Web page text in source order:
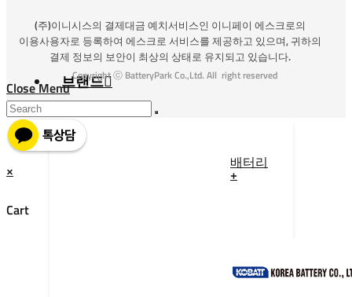
브랜드
배터리
+
(주)이니시스의 결제대금 예치서비스인 이니페이 에스크로의
이용사용자로 등록하여 에스크로 서비스를 제공하고 있으며, 귀하의
결제 정보의 보안이 최상의 상태로 유지되고 있습니다.
Copyright ⓒ BatteryPark Co.,Ltd. All right reserved
Close Menu
×
Cart